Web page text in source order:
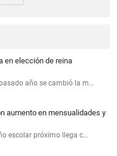
en elección de reina
año se cambió la m…
aumento en mensualidades y
escolar próximo llega c…